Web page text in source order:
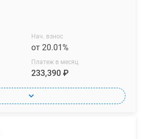
Нач. взнос
от 20.01%
Платеж в месяц
233,390 ₽